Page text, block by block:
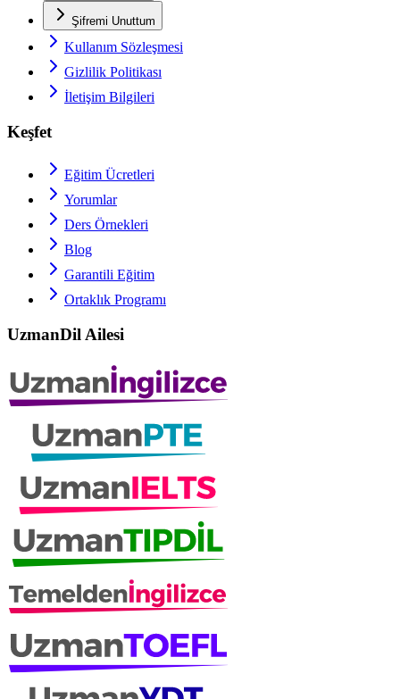
Şifremi Unuttum
Kullanım Sözleşmesi
Gizlilik Politikası
İletişim Bilgileri
Keşfet
Eğitim Ücretleri
Yorumlar
Ders Örnekleri
Blog
Garantili Eğitim
Ortaklık Programı
UzmanDil Ailesi